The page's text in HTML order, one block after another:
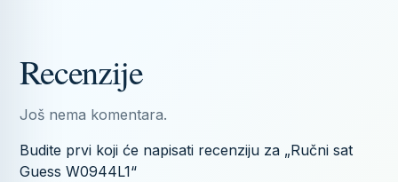
Recenzije
Još nema komentara.
Budite prvi koji će napisati recenziju za „Ručni sat
Guess W0944L1“